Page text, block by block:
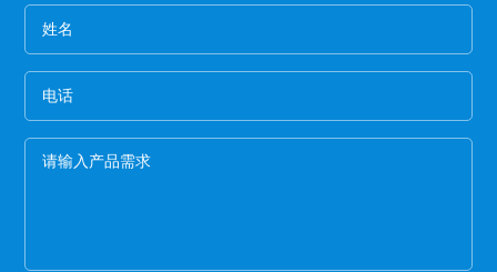
概率非常高,强度差。
膜硬的保护膜一般都比较次，而且由于膜厚，实际
米数会减少。好的保护膜所选用的薄膜都比较柔